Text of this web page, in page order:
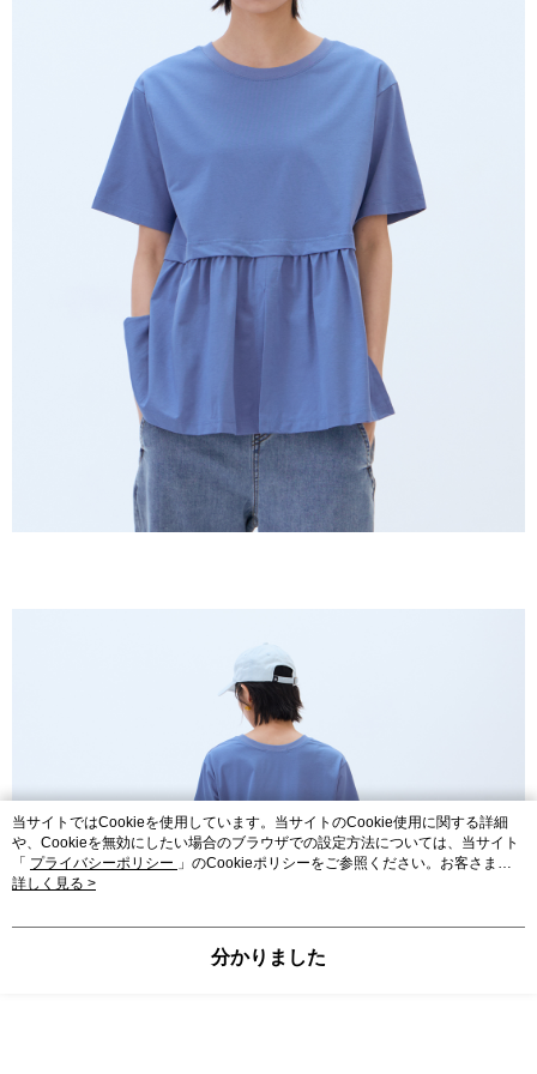
当サイトではCookieを使用しています。当サイトのCookie使用に関する詳細
や、Cookieを無効にしたい場合のブラウザでの設定方法については、当サイト
「 プライバシーポリシー 」のCookieポリシーをご参照ください。お客さま
が、当サイトを引き続き使用される場合、当社がサイト利用規約のCookieポリ
詳しく見る >
分かりました